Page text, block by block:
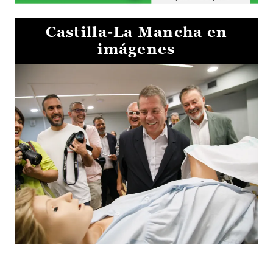
Castilla-La Mancha en
imágenes